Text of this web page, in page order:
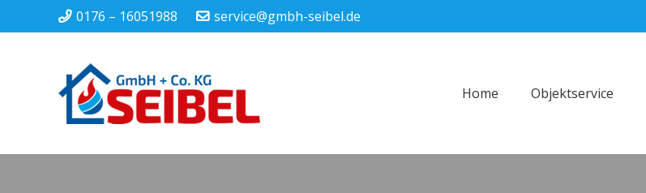
0176 – 16051988 service@gmbh-seibel.de
Home Objektservice